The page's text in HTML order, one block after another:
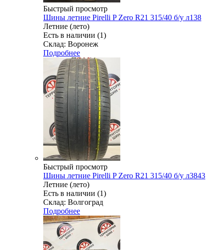
Быстрый просмотр
Шины летние Pirelli P Zero R21 315/40 б/у л138
Летние (лето)
Есть в наличии (1)
Склад: Воронеж
Подробнее
Быстрый просмотр
Шины летние Pirelli P Zero R21 315/40 б/у л3843
Летние (лето)
Есть в наличии (1)
Склад: Волгоград
Подробнее